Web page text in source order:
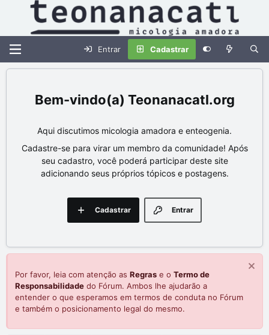
Entrar Cadastrar
Teonanacatl.org
Aqui discutimos micologia amadora e enteogenia.
Cadastre-se para virar um membro da comunidade! Após
seu cadastro, você poderá participar deste site
adicionando seus próprios tópicos e postagens.
Entrar
Cadastrar
Por favor, leia com atenção as Regras e o Termo de
Responsabilidade do Fórum. Ambos lhe ajudarão a
entender o que esperamos em termos de conduta no Fórum
e também o posicionamento legal do mesmo.